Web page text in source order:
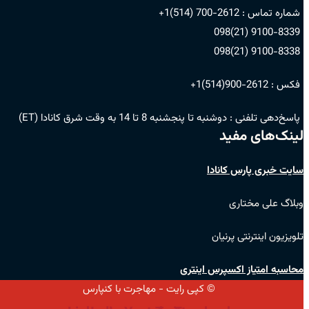
شماره تماس : 2612-700 (514)1+
9100-8339 (21)098
9100-8338 (21)098
فکس : 2612-900(514)1+
پاسخ‌دهی تلفنی : دوشنبه تا پنجشنبه 8 تا 14 به وقت شرق کانادا (ET)
لینک‌های مفید
سایت خبری پارس کانادا
وبلاگ علی مختاری
تلویزیون اینترنتی پرنیان
محاسبه امتیاز اکسپرس اینتری
© کپی رایت - مهاجرت با کنپارس